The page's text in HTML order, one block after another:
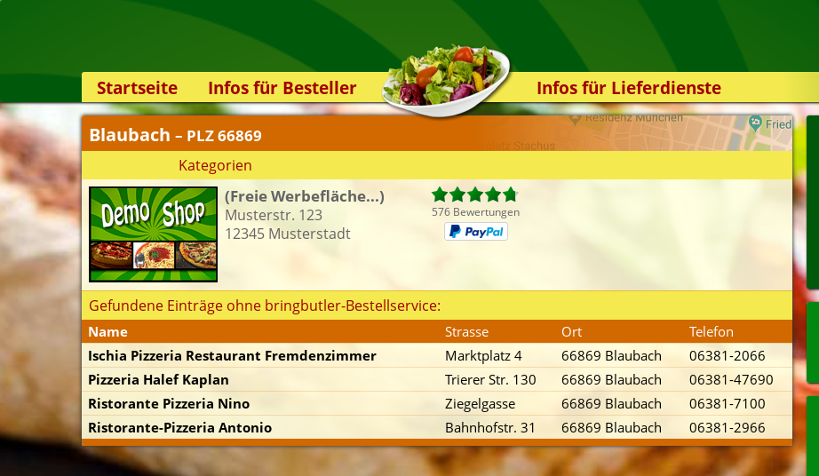
Startseite
Infos für Besteller
Lieferservice-App
Weiterempfehlen
Newsletter
Sicherheit
Kontakt
Infos für Lieferdienste
Kassensystem
Zuverlässigkeit
Styles
Kontakt
Blaubach – PLZ 66869
Kategorien
(Freie Werbefläche...)
Musterstr. 123
12345 Musterstadt
576 Bewertungen
Gefundene Einträge ohne bringbutler-Bestellservice:
Name Strasse Ort
Telefon
Ischia Pizzeria Restaurant Fremdenzimmer
Marktplatz 4 66869 Blaubach
06381-2066
Pizzeria Halef Kaplan
Trierer Str. 130 66869 Blaubach
06381-47690
Ristorante Pizzeria Nino
Ziegelgasse 66869 Blaubach
06381-7100
Ristorante-Pizzeria Antonio
Bahnhofstr. 31 66869 Blaubach 06381-2966